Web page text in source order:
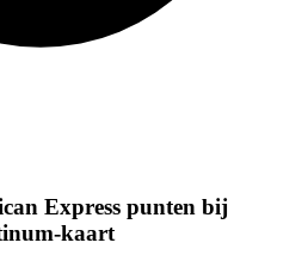
Express punten bij
kaart